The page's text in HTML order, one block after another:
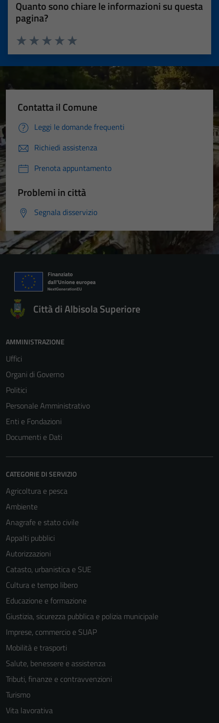
Quanto sono chiare le informazioni su questa
pagina?
Valuta 5 stelle su 5
Valuta 4 stelle su 5
Valuta 3 stelle su 5
Valuta 2 stelle su 5
Valuta 1 stelle su 5
Contatta il Comune
Leggi le domande frequenti
Richiedi assistenza
Prenota appuntamento
Problemi in città
Segnala disservizio
Città di Albisola Superiore
AMMINISTRAZIONE
Uffici
Organi di Governo
Politici
Personale Amministrativo
Enti e Fondazioni
Documenti e Dati
CATEGORIE DI SERVIZIO
Agricoltura e pesca
Ambiente
Anagrafe e stato civile
Appalti pubblici
Autorizzazioni
Catasto, urbanistica e SUE
Cultura e tempo libero
Educazione e formazione
Giustizia, sicurezza pubblica e polizia municipale
Imprese, commercio e SUAP
Mobilità e trasporti
Salute, benessere e assistenza
Tributi, finanze e contravvenzioni
Turismo
Vita lavorativa